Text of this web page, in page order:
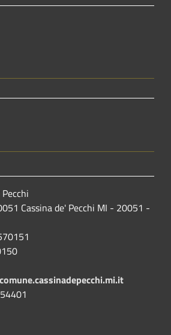
Cassina de' Pecchi MI - 20051 -